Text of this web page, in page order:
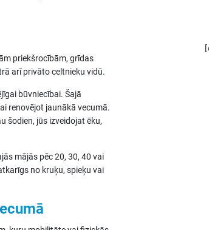
priekšrocībām, grīdas
arī privāto celtnieku vidū.
būvniecībai. Šajā
renovējot jaunākā vecumā.
šodien, jūs izveidojat ēku,
mājās pēc 20, 30, 40 vai
no kruķu, spieķu vai
[